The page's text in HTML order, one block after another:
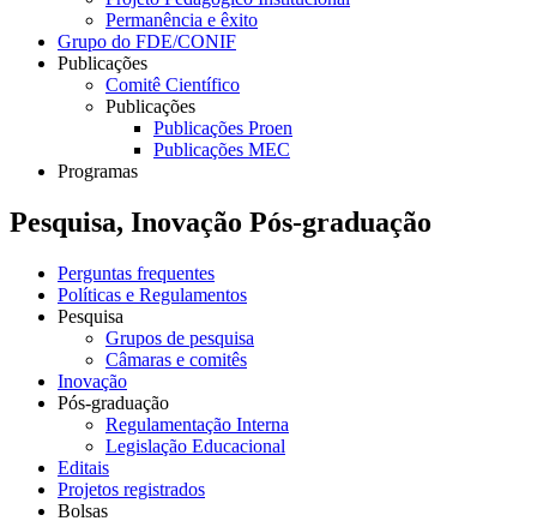
Permanência e êxito
Grupo do FDE/CONIF
Publicações
Comitê Científico
Publicações
Publicações Proen
Publicações MEC
Programas
Pesquisa, Inovação Pós-graduação
Perguntas frequentes
Políticas e Regulamentos
Pesquisa
Grupos de pesquisa
Câmaras e comitês
Inovação
Pós-graduação
Regulamentação Interna
Legislação Educacional
Editais
Projetos registrados
Bolsas